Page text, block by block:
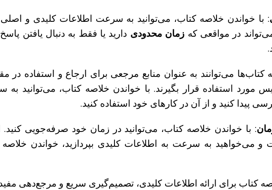
: با خواندن خلاصه کتاب، می‌توانید به سرعت اطلاعات کلیدی و
در مواقعی که زمان محدودی دارید یا فقط به دنبال یافتن
کتاب‌ها می‌توانند به عنوان منابع مرجعی برای ارجاع و استفاده در
مورد استفاده قرار بگیرند. با خواندن خلاصه کتاب، می‌توانید
پیدا کنید و از آن در کارهای خود استفاده کنید.
: با خواندن خلاصه کتاب، می‌توانید در زمان خود صرفه‌جویی کنید.
می‌خواهید به سرعت به اطلاعات کلیدی بپردازید، خواندن
کتاب برای ارائه اطلاعات کلیدی، تصمیم‌گیری سریع و مرجع‌دهی